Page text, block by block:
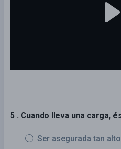
5 . Cuando lleva una carga,
Ser asegurada tan